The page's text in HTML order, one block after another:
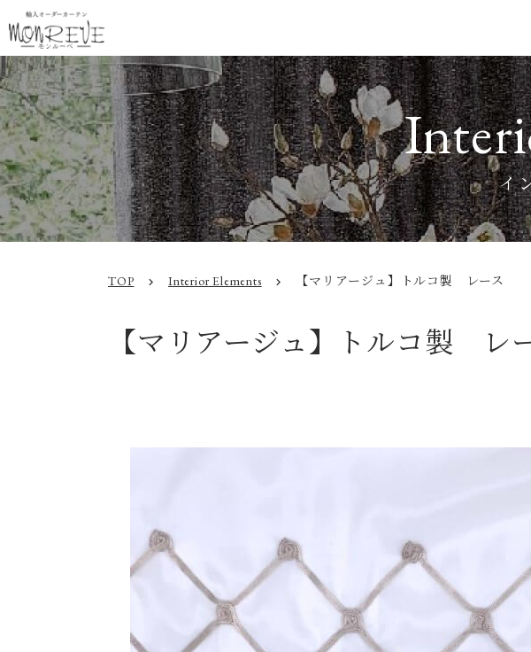
イ
TOP chevron_right Interior Elements chevron_right 【マリアージュ】トルコ製 レース
【マリアージュ】トルコ製 レ